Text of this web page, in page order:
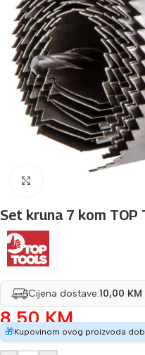
Set kruna 7 kom TOP
Cijena dostave:10,00 KM
8,50KM
🎁Kupovinom ovog proizvoda